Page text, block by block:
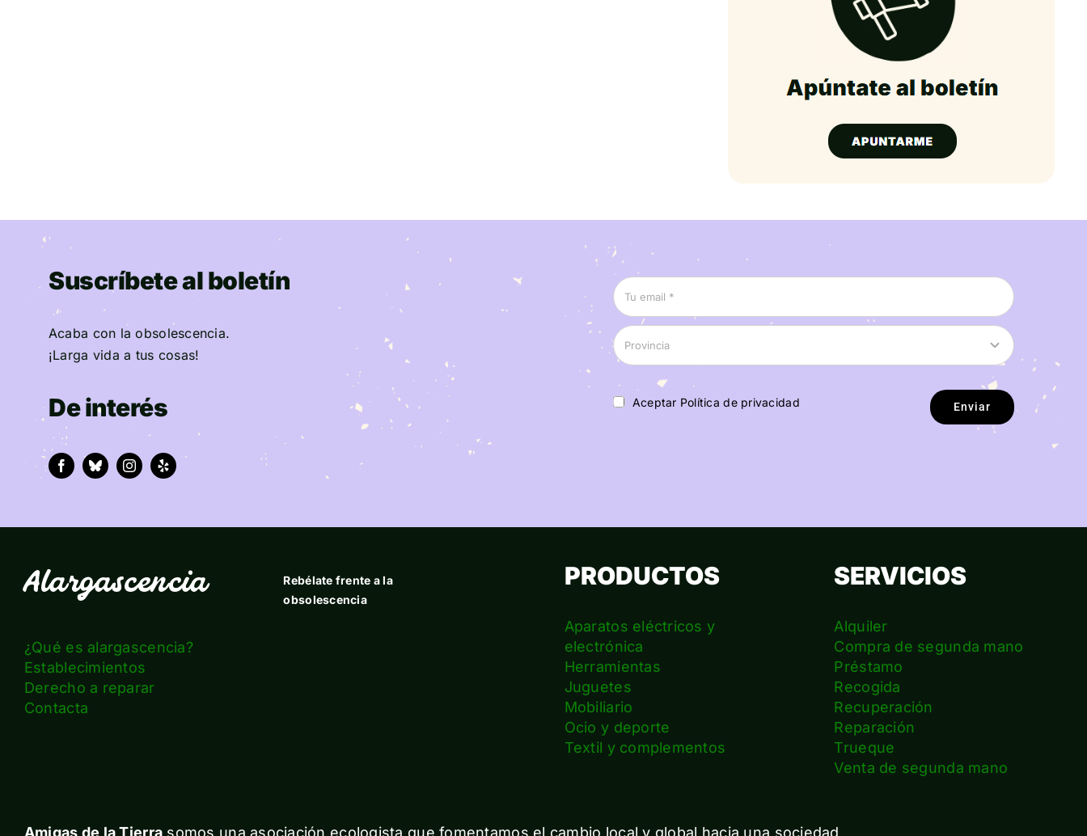
Suscríbete al boletín
Acaba con la obsolescencia.
¡Larga vida a tus cosas!
De interés Aceptar Política de privacidad Enviar
Alargascencia
Rebélate frente a la
obsolescencia
¿Qué es alargascencia?
Establecimientos
Derecho a reparar
Contacta
PRODUCTOS
Aparatos eléctricos y
electrónica
Herramientas
Juguetes
Mobiliario
Ocio y deporte
Textil y complementos
SERVICIOS
Alquiler
Compra de segunda mano
Préstamo
Recogida
Recuperación
Reparación
Trueque
Venta de segunda mano
Amigas de la Tierra somos una asociación ecologista que fomentamos el cambio local y global hacia una sociedad